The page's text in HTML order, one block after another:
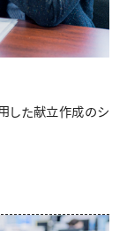
した献立作成のシ